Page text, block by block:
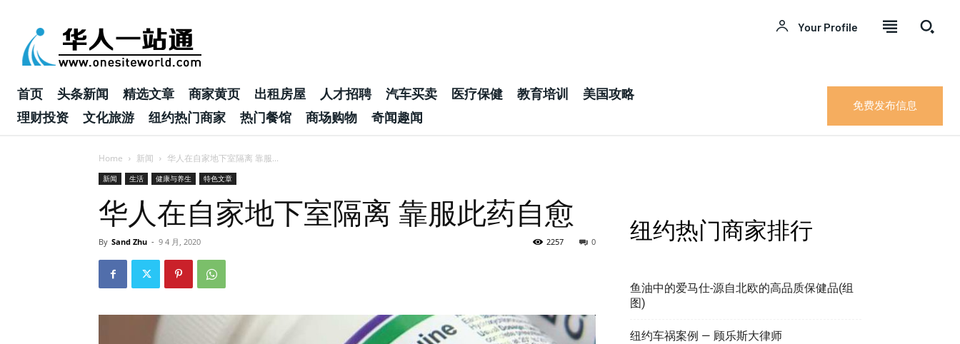
Your Profile
首页 头条新闻 精选文章 商家黄页 出租房屋 人才招聘 汽车买卖 医疗保健 教育培训
美国攻略
理财投资
文化旅游 纽约热门商家 热门餐馆 商场购物 奇闻趣闻
免费发布信息
Home 新闻 华人在自家地下室隔离 靠服...
新闻 生活 健康与养生 特色文章
华人在自家地下室隔离 靠服此药自愈
By Sand Zhu - 9 4 月, 2020 0
2257 纽约热门商家排行
鱼油中的爱马仕-源自北欧的高品质保健品(组
图)
纽约车祸案例 — 顾乐斯大律师